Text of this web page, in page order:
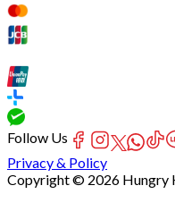
Follow Us
Privacy & Policy
Copyright © 2026 Hungry